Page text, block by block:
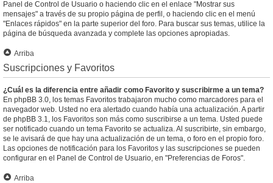
Panel de Control de Usuario o haciendo clic en el enlace "Mostrar sus
mensajes" a través de su propio página de perfil, o haciendo clic en el menú
"Enlaces rápidos" en la parte superior del foro. Para buscar sus temas, utilice la
página de búsqueda avanzada y complete las opciones apropiadas.
Arriba
Suscripciones y Favoritos
¿Cuál es la diferencia entre añadir como Favorito y suscribirme a un tema?
En phpBB 3.0, los temas Favoritos trabajaron mucho como marcadores para el
navegador web. Usted no era alertado cuando había una actualización. A partir
de phpBB 3.1, los Favoritos son más como suscribirse a un tema. Usted puede
ser notificado cuando un tema Favorito se actualiza. Al suscribirte, sin embargo,
se le avisará de que hay una actualización de un tema, o foro en el propio foro.
Las opciones de notificación para los Favoritos y las suscripciones se pueden
configurar en el Panel de Control de Usuario, en "Preferencias de Foros".
Arriba